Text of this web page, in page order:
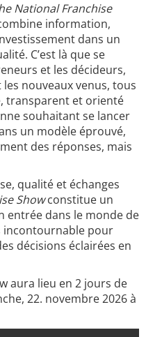
National Franchise
information,
dans un
C’est là que se
et les décideurs,
nouveaux venus, tous
transparent et orienté
souhaitant se lancer
un modèle éprouvé,
des réponses, mais
qualité et échanges
Showconstitue un
entrée dans le monde de
incontournable pour
décisions éclairées en
aura lieu en 2 jours de
22. novembre 2026 à